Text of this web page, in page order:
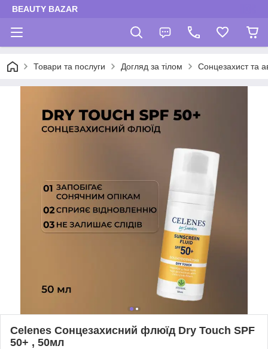
BEAUTY BAZAR
Товари та послуги Догляд за тілом Сонцезахист та
Celenes Сонцезахисний флюїд Dry Touch SPF
50+ , 50мл